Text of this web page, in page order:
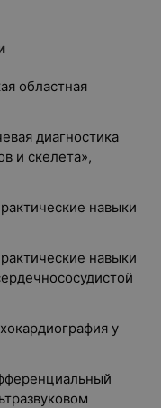
областная
диагностика
и скелета»,
навыки
навыки
у